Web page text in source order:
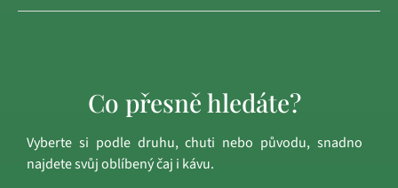
Co přesně hledáte?
Vyberte si podle druhu, chuti nebo původu, snadno
najdete svůj oblíbený čaj i kávu.